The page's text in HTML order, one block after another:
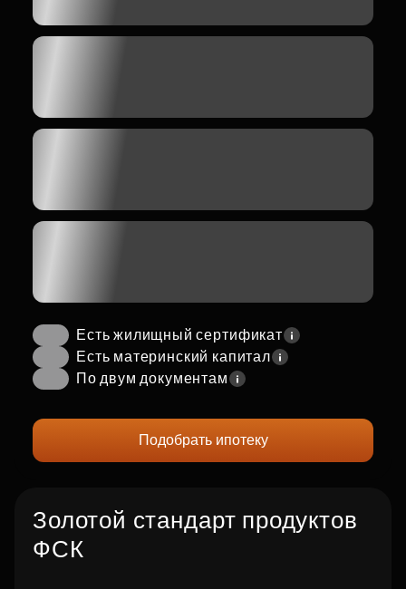
Есть жилищный сертификат
Есть материнский капитал
По двум документам
Подобрать ипотеку
Золотой стандарт продуктов
ФСК